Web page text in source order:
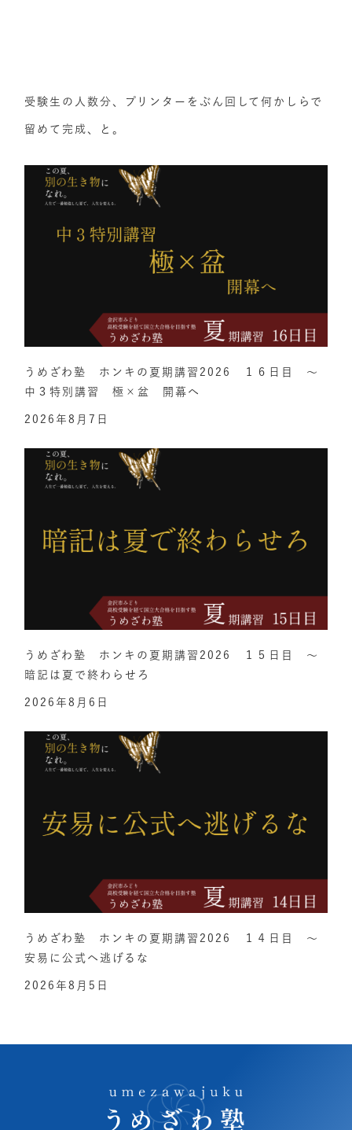
受験生の人数分、プリンターをぶん回して何かしらで
留めて完成、と。
うめざわ塾 ホンキの夏期講習2026 １６日目 ～
中３特別講習 極×盆 開幕へ
2026年8月7日
うめざわ塾 ホンキの夏期講習2026 １５日目 ～
暗記は夏で終わらせろ
2026年8月6日
うめざわ塾 ホンキの夏期講習2026 １４日目 ～
安易に公式へ逃げるな
2026年8月5日